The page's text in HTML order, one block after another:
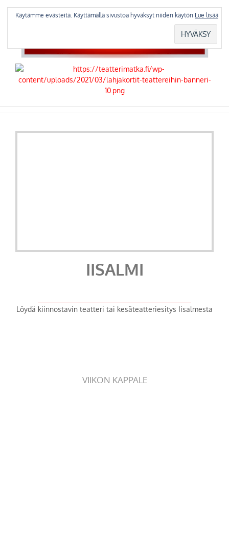
IISALMI
Löydä kiinnostavin teatteri tai kesäteatteriesitys Iisalmesta
VIIKON KAPPALE
Käytämme evästeitä. Käyttämällä sivustoa hyväksyt niiden käytön Lue lisää